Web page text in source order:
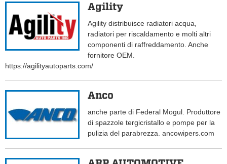
Agility
Agility distribuisce radiatori acqua,
radiatori per riscaldamento e molti altri
componenti di raffreddamento. Anche
fornitore OEM.
https://agilityautoparts.com/
Anco
anche parte di Federal Mogul. Produttore
di spazzole tergicristallo e pompe per la
pulizia del parabrezza. ancowipers.com